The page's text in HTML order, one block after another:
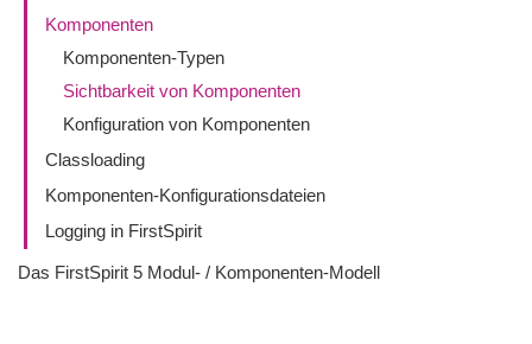
Komponenten
Komponenten-Typen
Sichtbarkeit von Komponenten
Konfiguration von Komponenten
Classloading
Komponenten-Konfigurationsdateien
Logging in FirstSpirit
Das FirstSpirit 5 Modul- / Komponenten-Modell